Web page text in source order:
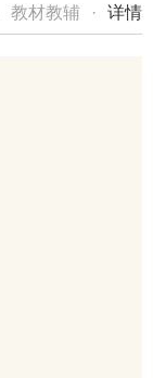
教材教辅 · 详情